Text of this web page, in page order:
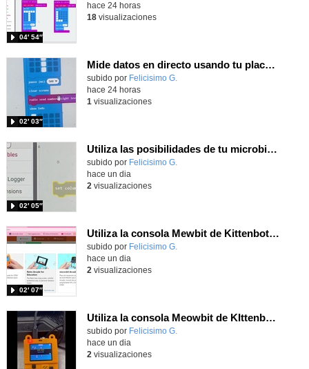
04′ 54″
hace 24 horas
18visualizaciones
Mide datos en directo usando tu placa microbit y programando con MakeCode dos placas conectadas por radio
Contenido educativo.
subido por Felicisimo G.
02′ 03″
hace 24 horas
1 visualizaciones
Utiliza las posibilidades de tu microbit programando com MakeCode para medir temperatura y nivel de luz con Datalogger
Contenido educativo.
subido por Felicisimo G.
02′ 05″
hace un dia
2 visualizaciones
Utiliza la consola Mewbit de Kittenbot para llevar tus juegos arcade de MakeCode a tu mano
Contenido educativo.
subido por Felicisimo G.
02′ 07″
hace un dia
2 visualizaciones
Utiliza la consola Meowbit de KIttenbot para jugar con tus programas MakeCode Arcade
Contenido educativo.
subido por Felicisimo G.
hace un dia
2 visualizaciones